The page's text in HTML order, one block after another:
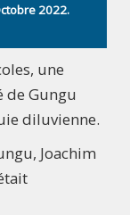
2022.
une
de Gungu
diluvienne.
Joachim